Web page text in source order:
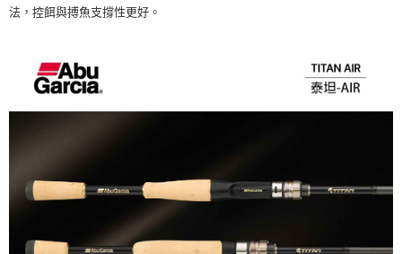
法，控餌與搏魚支撐性更好。